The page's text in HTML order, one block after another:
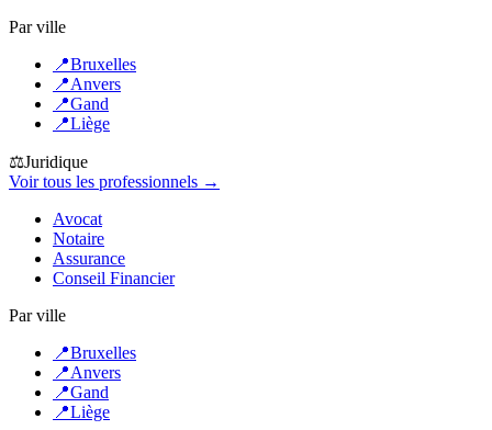
Par ville
📍Bruxelles
📍Anvers
📍Gand
📍Liège
⚖️Juridique
Voir tous les professionnels →
Avocat
Notaire
Assurance
Conseil Financier
Par ville
📍Bruxelles
📍Anvers
📍Gand
📍Liège